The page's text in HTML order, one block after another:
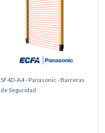
SF4D-A4 - Panasonic - Barreras
de Seguridad